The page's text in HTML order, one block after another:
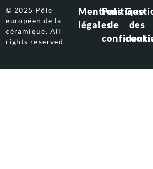
© 2025 Pôle
européen de la
céramique. All
rights reserved
Mentions
légales
Politique
de
des